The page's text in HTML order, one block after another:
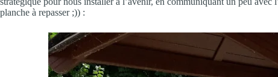
planche à repasser ;)) :